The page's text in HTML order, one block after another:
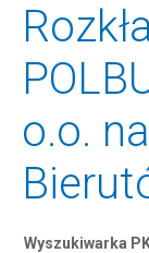
o.o.
Wyszukiwarka